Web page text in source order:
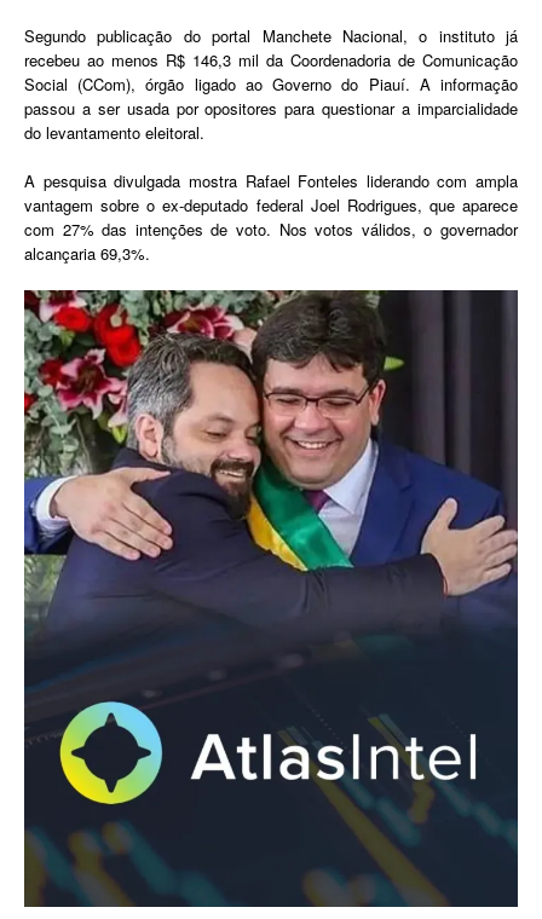
Segundo publicação do portal Manchete Nacional, o instituto já
recebeu ao menos R$ 146,3 mil da Coordenadoria de Comunicação
Social (CCom), órgão ligado ao Governo do Piauí. A informação
passou a ser usada por opositores para questionar a imparcialidade
do levantamento eleitoral.
A pesquisa divulgada mostra Rafael Fonteles liderando com ampla
vantagem sobre o ex-deputado federal Joel Rodrigues, que aparece
com 27% das intenções de voto. Nos votos válidos, o governador
alcançaria 69,3%.